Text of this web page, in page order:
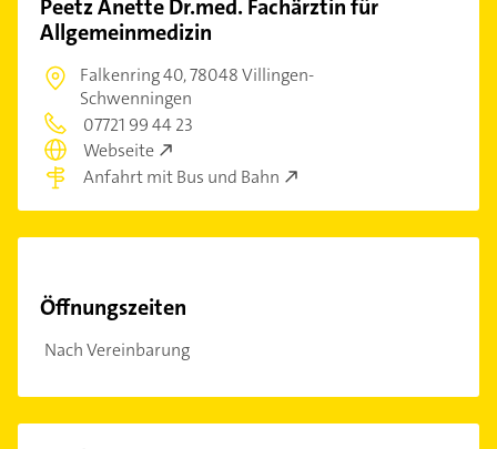
Peetz Anette Dr.med. Fachärztin für
Allgemeinmedizin
Falkenring 40,78048 Villingen-
Schwenningen
07721 99 44 23
Webseite
Anfahrt mit Bus und Bahn
Öffnungszeiten
Nach Vereinbarung